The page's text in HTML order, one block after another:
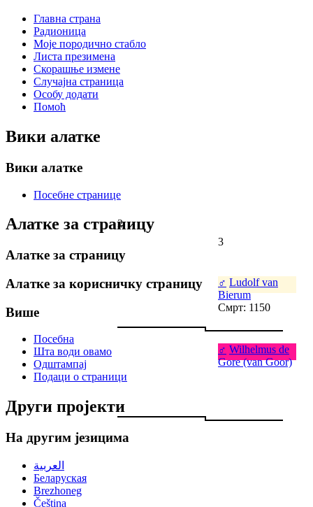
2
3
♂ Ludolf van
Bierum
Смрт: 1150
♂ Wilhelmus de
Gore (van Goor)
Главна страна
Радионица
Моје породично стабло
Листа презимена
Скорашње измене
Случајна страница
Особу додати
Помоћ
Вики алатке
Вики алатке
Посебне странице
Алатке за страницу
Алатке за страницу
Алатке за корисничку страницу
Више
Посебна
Шта води овамо
Одштампај
Подаци о страници
Други пројекти
На другим језицима
العربية
Беларуская
Brezhoneg
Čeština